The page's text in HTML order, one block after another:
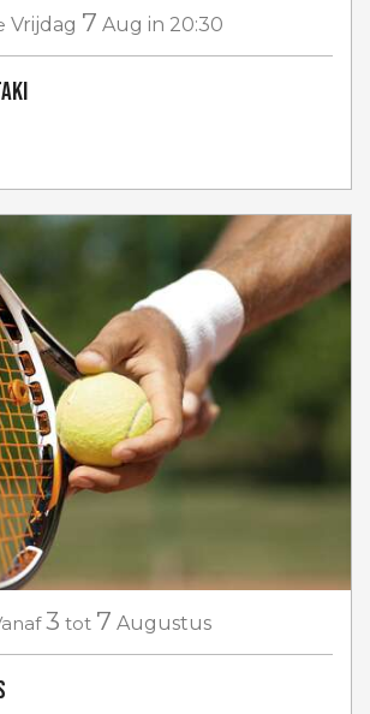
Vrijdag 7 Aug in 20:30
3 tot 7 Augustus